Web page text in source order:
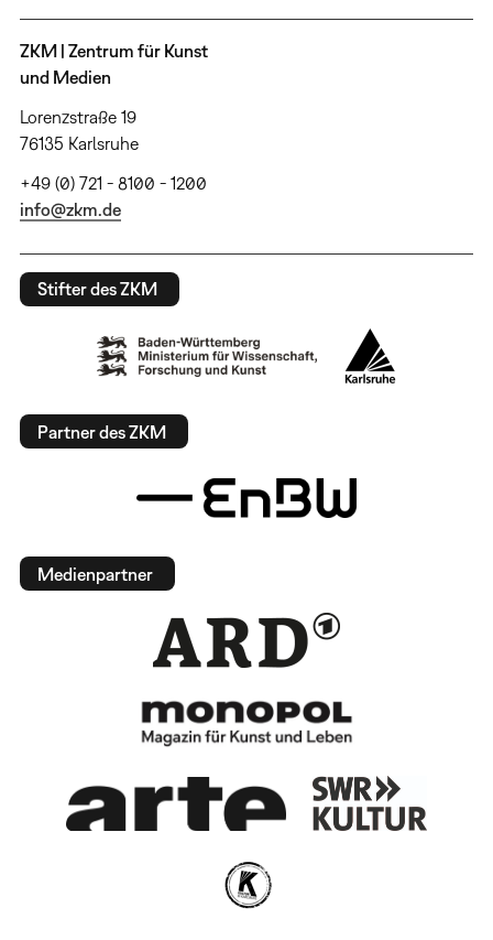
ZKM | Zentrum für Kunst
und Medien
Lorenzstraße 19
76135 Karlsruhe
+49 (0) 721 - 8100 - 1200
info@zkm.de
Stifter des ZKM
Partner des ZKM
Medienpartner